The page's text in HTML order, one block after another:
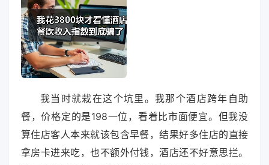
我当时就栽在这个坑里。我那个酒店跨年自助
餐，价格定的是198一位，看着比市面便宜。但我没
算住店客人本来就该包含早餐，结果好多住店的直接
拿房卡进来吃，也不额外付钱，酒店还不好意思拦。